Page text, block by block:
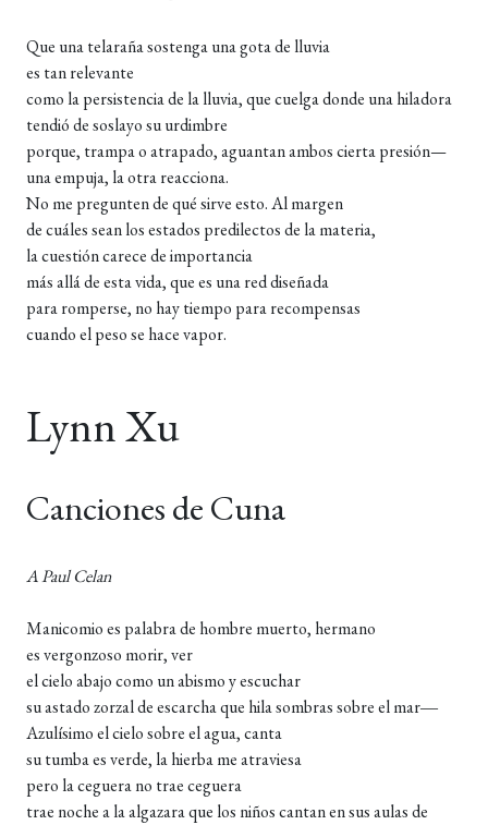
Que una telaraña sostenga una gota de lluvia
es tan relevante
como la persistencia de la lluvia, que cuelga donde una hiladora
tendió de soslayo su urdimbre
porque, trampa o atrapado, aguantan ambos cierta presión—
una empuja, la otra reacciona.
No me pregunten de qué sirve esto. Al margen
de cuáles sean los estados predilectos de la materia,
la cuestión carece de importancia
más allá de esta vida, que es una red diseñada
para romperse, no hay tiempo para recompensas
cuando el peso se hace vapor.
Lynn Xu
Canciones de Cuna
A Paul Celan
Manicomio es palabra de hombre muerto, hermano
es vergonzoso morir, ver
el cielo abajo como un abismo y escuchar
su astado zorzal de escarcha que hila sombras sobre el mar―
Azulísimo el cielo sobre el agua, canta
su tumba es verde, la hierba me atraviesa
pero la ceguera no trae ceguera
trae noche a la algazara que los niños cantan en sus aulas de